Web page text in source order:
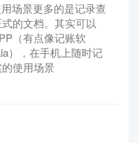
场景更多的是记录查
的文档。其实可以
（有点像记账软
），在手机上随时记
使用场景